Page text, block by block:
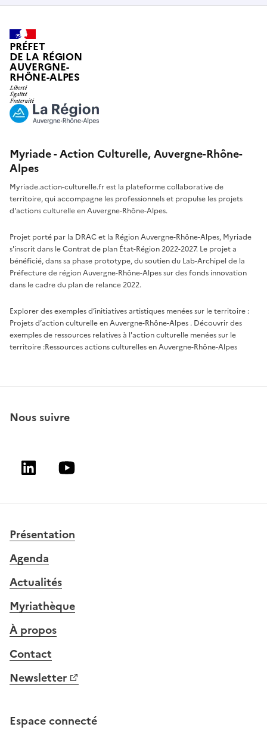
PRÉFET
DE LA RÉGION
AUVERGNE-
RHÔNE-ALPES
Myriade - Action Culturelle, Auvergne-Rhône-
Alpes
Myriade.action-culturelle.fr est la plateforme collaborative de
territoire, qui accompagne les professionnels et propulse les projets
d'actions culturelle en Auvergne-Rhône-Alpes.
Projet porté par la DRAC et la Région Auvergne-Rhône-Alpes, Myriade
s'inscrit dans le Contrat de plan État-Région 2022-2027. Le projet a
bénéficié, dans sa phase prototype, du soutien du Lab-Archipel de la
Préfecture de région Auvergne-Rhône-Alpes sur des fonds innovation
dans le cadre du plan de relance 2022.
Explorer des exemples d’initiatives artistiques menées sur le territoire :
Projets d’action culturelle en Auvergne-Rhône-Alpes . Découvrir des
exemples de ressources relatives à l'action culturelle menées sur le
territoire :Ressources actions culturelles en Auvergne-Rhône-Alpes
Nous suivre
LinkedinYoutube
Présentation
Agenda
Actualités
Myriathèque
À propos
Contact
Newsletter
Espace connecté